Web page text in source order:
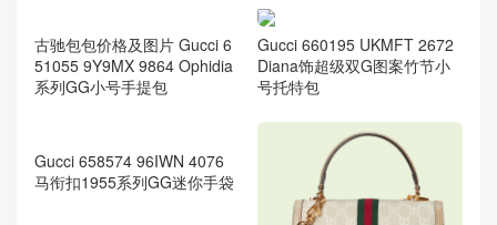
Gucci 660195 UKMFT 2672
Diana饰超级双G图案竹节小
号托特包